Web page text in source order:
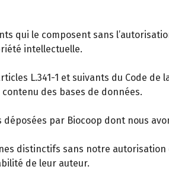
qui le composent sans
intellectuelle.
L.341-1 et suivants du Code
des bases de données.
par Biocoop dont nous
distinctifs sans notre
de leur auteur.